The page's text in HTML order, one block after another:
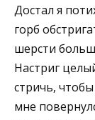
Достал я
горб
шерсти
Настриг
стричь,
мне